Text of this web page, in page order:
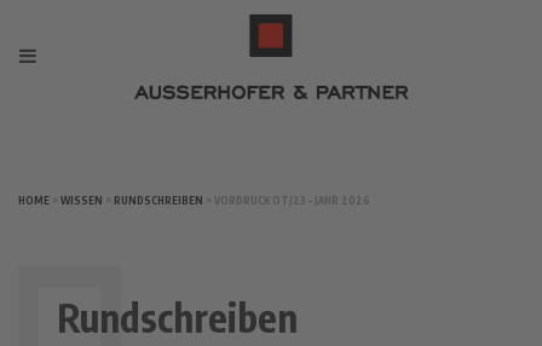
HOME > WISSEN > RUNDSCHREIBEN > VORDRUCK OT/23 – JAHR 2026
Rundschreiben